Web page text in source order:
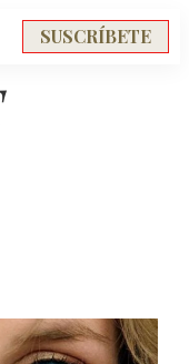
SUSCRÍBETE